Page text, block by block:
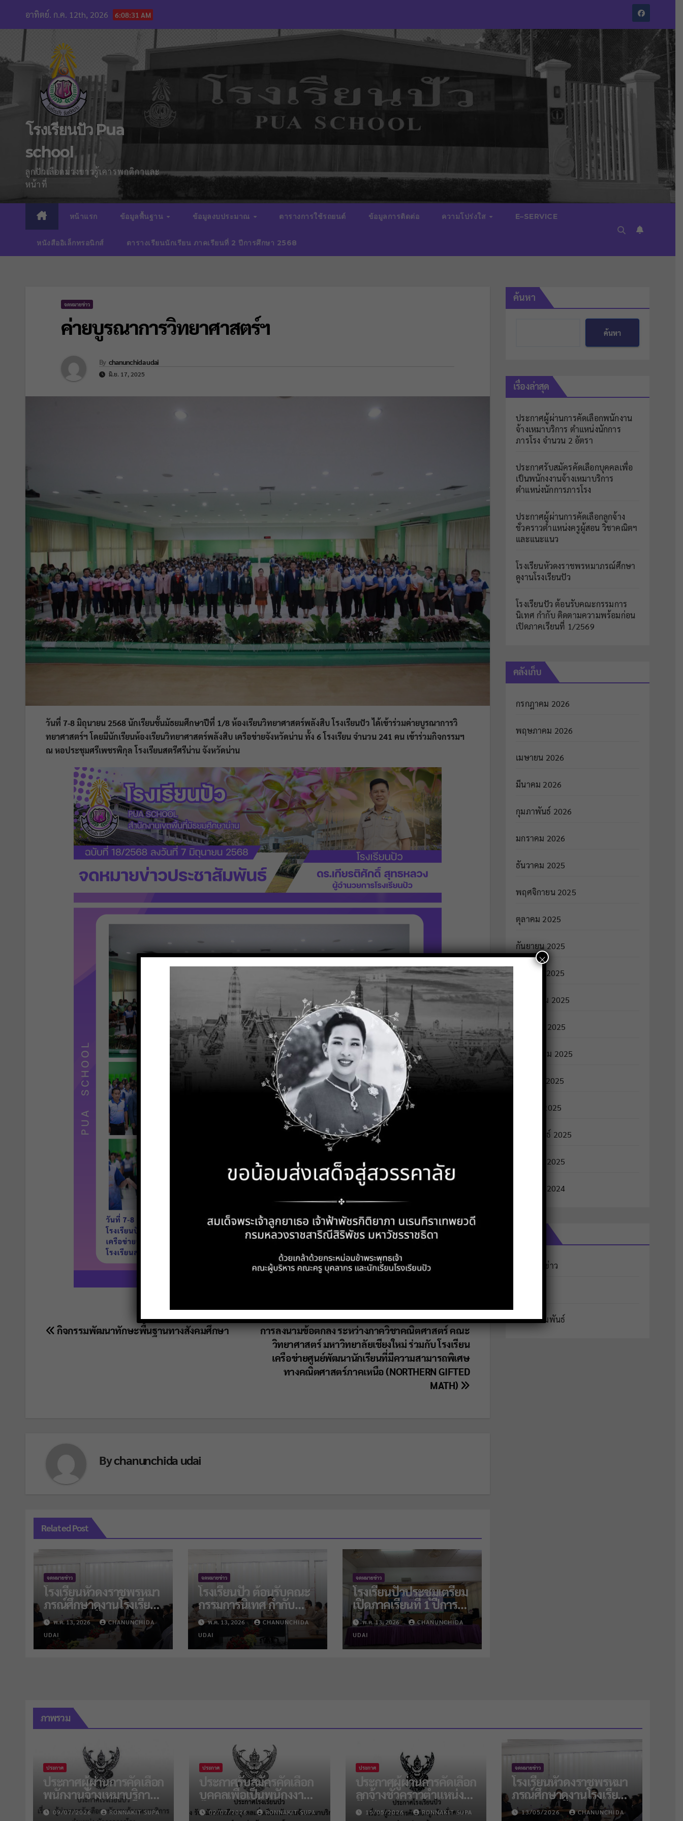
content
อาทิตย์. ก.ค. 12th, 2026 6:08:32 AM
โรงเรียนปัว Pua
school
ลูกปัวเลือดม่วงขาวรู้เคารพกติกาและ
หน้าที่
หน้าแรก ข้อมูลพื้นฐาน ข้อมูลงบประมาณ ตารางการใช้รถยนต์ ข้อมูลการติดต่อ ความโปร่งใส E–SERVICE
หนังสืออิเล็กทรอนิกส์ ตารางเรียนนักเรียน ภาคเรียนที่ 2 ปีการศึกษา 2568
จดหมายข่าว
ค่ายบูรณาการวิทยาศาสตร์ฯ
By chanunchida udai
มิ.ย. 17, 2025
วันที่ 7-8 มิถุนายน 2568 นักเรียนชั้นมัธยมศึกษาปีที่ 1/8 ห้องเรียนวิทยาศาสตร์พลังสิบโรงเรียนปัว ได้เข้าร่วมค่ายบูรณาการวิ
ทยาศาสตร์ฯ โดยมีนักเรียนห้องเรียนวิทยาศาสตร์พลังสิบ เครือข่ายจังหวัดน่าน ทั้ง 6 โรงเรียน จำนวน 241 คน เข้าร่วมกิจกรรมฯ
ณ หอประชุมศรีเพชรพิกุล โรงเรียนสตรีศรีน่าน จังหวัดน่าน
แนะแนว
การลงนามข้อตกลง ระหว่างภาควิชาคณิตศาสตร์ คณะ
วิทยาศาสตร์ มหาวิทยาลัยเชียงใหม่ ร่วมกับ โรงเรียน
เครือข่ายศูนย์พัฒนานักเรียนที่มีความสามารถพิเศษ
ทางคณิตศาสตร์ภาคเหนือ (NORTHERN GIFTED
MATH)
กิจกรรมพัฒนาทักษะพื้นฐานทางสังคมศึกษา
Bychanunchida udai
Related Post
จดหมายข่าว
โรงเรียนหัวดงราชพรหมา
ภรณ์ศึกษาดูงานโรงเรียน
ปัวพ.ค. 13, 2026
CHANUNCHIDA
UDAI
จดหมายข่าว
โรงเรียนปัว ต้อนรับคณะ
กรรมการนิเทศ กำกับ
ติดตามความพร้อมก่อน
เปิดภาคเรียนที่ 1/2569
พ.ค. 13, 2026
CHANUNCHIDA
UDAI
จดหมายข่าว
โรงเรียนปัวประชุมเตรียม
เปิดภาคเรียนที่ 1 ปีการ
ศึกษา 2569
พ.ค. 13, 2026
CHANUNCHIDA
UDAI
ค้นหา
ค้นหา
เรื่องล่าสุด
ประกาศผู้ผ่านการคัดเลือกพนักงาน
จ้างเหมาบริการ ตำแหน่งนักการ
ภารโรง จำนวน 2 อัตรา
ประกาศรับสมัครคัดเลือกบุคคลเพื่อ
เป็นพนักงงานจ้างเหมาบริการ
ตำแหน่งนักการภารโรง
ประกาศผู้ผ่านการคัดเลือกลูกจ้าง
ชั่วคราวตำแหน่งครูผู้สอน วิชาคณิตฯ
และแนะแนว
โรงเรียนหัวดงราชพรหมาภรณ์ศึกษา
ดูงานโรงเรียนปัว
โรงเรียนปัว ต้อนรับคณะกรรมการ
นิเทศ กำกับ ติดตามความพร้อมก่อน
เปิดภาคเรียนที่ 1/2569
คลังเก็บ
กรกฎาคม 2026
พฤษภาคม 2026
เมษายน 2026
มีนาคม 2026
กุมภาพันธ์ 2026
มกราคม 2026
ธันวาคม 2025
พฤศจิกายน 2025
ตุลาคม 2025
กันยายน 2025
สิงหาคม 2025
กรกฎาคม 2025
มิถุนายน 2025
พฤษภาคม 2025
เมษายน 2025
มีนาคม 2025
กุมภาพันธ์ 2025
มกราคม 2025
ธันวาคม 2024
จดหมายข่าว
ประชาสัมพันธ์
ภาพรวม
ประกาศ
ประกาศผู้ผ่านการคัดเลือก
พนักงานจ้างเหมาบริการ
ตำแหน่งนักการภารโรง
09/07/2026
RONNAKIT SUPA
ประกาศ
ประกาศรับสมัครคัดเลือก
บุคคลเพื่อเป็นพนักงงาน
จ้างเหมาบริการ ตำแหน่ง
02/07/2026
RONNAKIT SUPA
ประกาศ
ประกาศผู้ผ่านการคัดเลือก
ลูกจ้างชั่วคราวตำแหน่ง
ครูผู้สอน วิชาคณิตฯ และ
15/05/2026
RONNAKIT SUPA
จดหมายข่าว
โรงเรียนหัวดงราชพรหมา
ภรณ์ศึกษาดูงานโรงเรียน
ปัว13/05/2026
CHANUNCHIDA
×